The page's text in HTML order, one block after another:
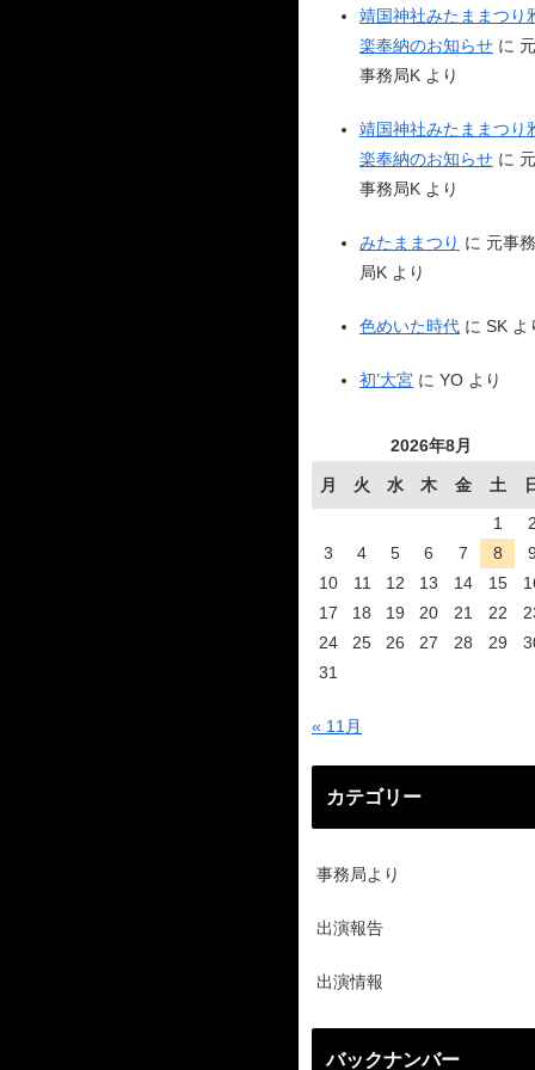
靖国神社みたままつり
楽奉納のお知らせ に 元
事務局K より
靖国神社みたままつり
楽奉納のお知らせ に 元
事務局K より
みたままつり に 元事務
局K より
色めいた時代 に SK よ
初’大宮 に YO より
2026年8月
月 火 水 木 金 土
1
2
3
4 5 6 7 8
9
10
11 12 13 14 15
17
18 19 20 21 22
24
25 26 27 28 29
31
« 11月
カテゴリー
事務局より
出演報告
出演情報
バックナンバー